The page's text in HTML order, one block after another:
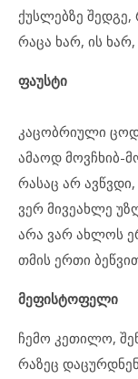
ქუსლებზე
რაცა ხარ, ის
ფაუსტი
კაცობრიული
ამაოდ მოვჩხიბ-
რასაც არ
ვერ მივეახლე
არა ვარ ახლოს
თმის ერთი
მეფისტოფელი
ჩემო კეთილო,
რაზეც დაცურდნენ